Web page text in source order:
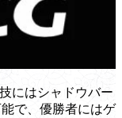
にはシャドウバー
で、優勝者にはゲ